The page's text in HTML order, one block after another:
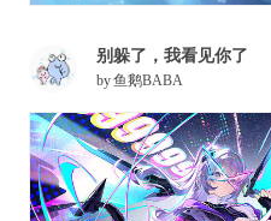
别躲了，我看见你了
by鱼鹅BABA